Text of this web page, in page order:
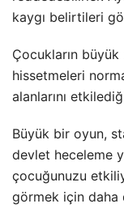
kaygı belirtileri
Çocukların
hissetmeleri
alanlarını
Büyük bir oyun,
devlet heceleme
çocuğunuzu
görmek için daha